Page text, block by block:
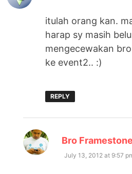
itulah orang kan.
harap sy masih
mengecewakan
ke event2.. :)
REPLY
Bro Framestone
July 13, 2012 at 9:57